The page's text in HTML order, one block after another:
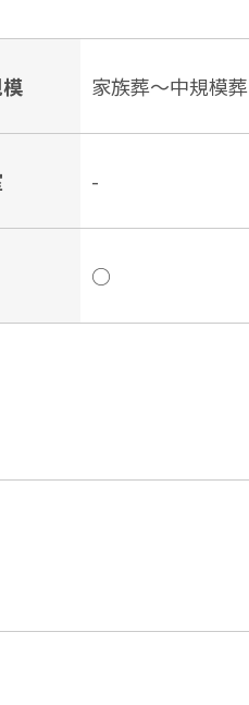
家族葬〜中規模葬
-
○